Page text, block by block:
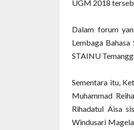
UGM 2018
Dalam forum
Lembaga
STAINU
Sementara itu,
Muhammad
Rihadatul Aisa
Windusari